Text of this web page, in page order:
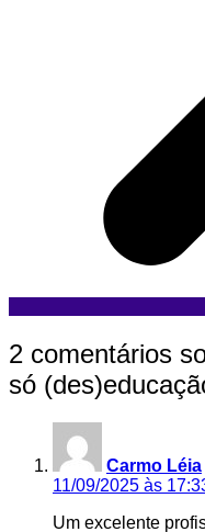
2 comentários
só
Carmo Léia
11/09/2025 às
Um excelente